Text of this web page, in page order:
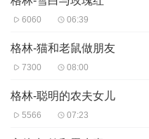
6060 06:39
格林-猫和老鼠做朋友
7300 08:00
格林-聪明的农夫女儿
5566 07:23